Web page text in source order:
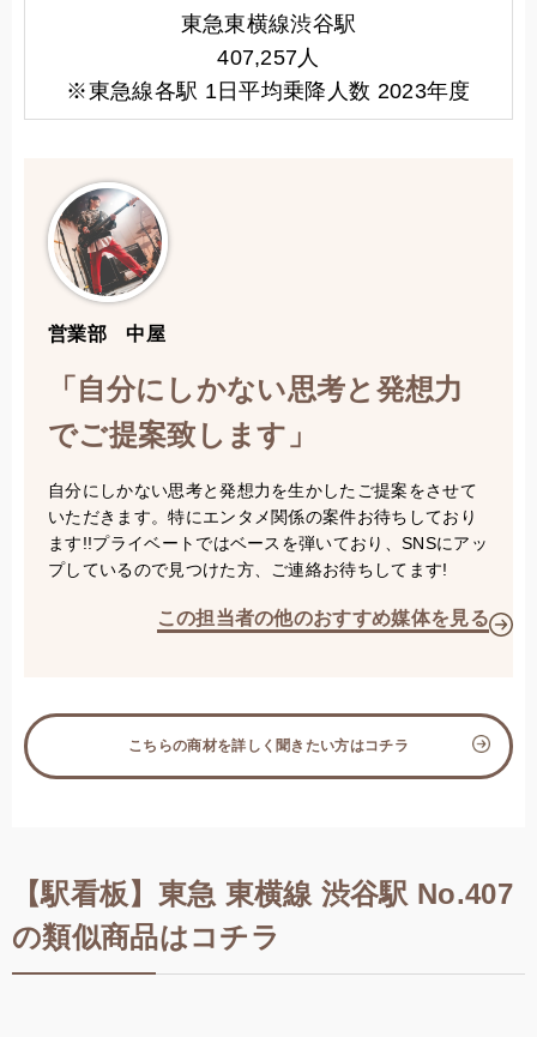
東急東横線渋谷駅
407,257人
※東急線各駅 1日平均乗降人数 2023年度
営業部 中屋
「自分にしかない思考と発想力
でご提案致します」
自分にしかない思考と発想力を生かしたご提案をさせて
いただきます。特にエンタメ関係の案件お待ちしており
ます!!プライベートではベースを弾いており、SNSにアッ
プしているので見つけた方、ご連絡お待ちしてます!
この担当者の他のおすすめ媒体を見る
こちらの商材を詳しく聞きたい方はコチラ
【駅看板】東急 東横線 渋谷駅 No.407
の類似商品はコチラ